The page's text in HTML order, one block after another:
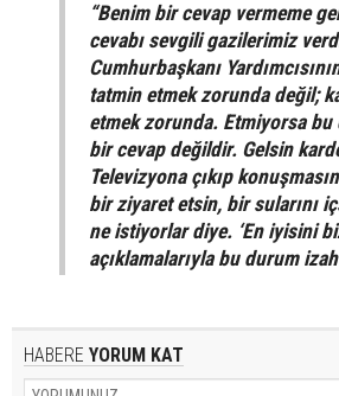
“Benim bir cevap vermeme
cevabı sevgili gazilerimiz
Cumhurbaşkanı
tatmin etmek zorunda değil;
etmek zorunda. Etmiyorsa bu
bir cevap değildir. Gelsin
Televizyona çıkıp
bir ziyaret etsin, bir sularını
ne istiyorlar diye. ‘En iyisini
açıklamalarıyla bu durum
HABERE YORUM KAT